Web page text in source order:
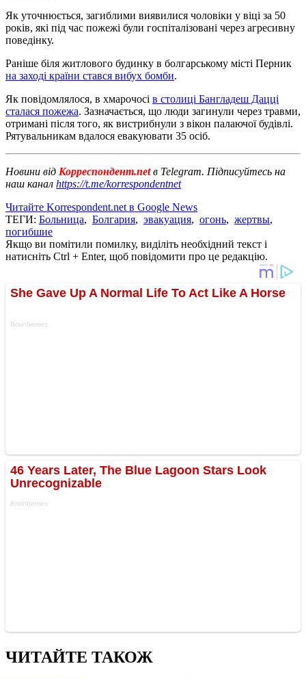
Як уточнюється, загиблими виявилися чоловіки у віці за 50
років, які під час пожежі були госпіталізовані через агресивну
поведінку.
Раніше біля житлового будинку в болгарському місті Перник
на заході країни стався вибух бомби.
Як повідомлялося, в хмарочосі в столиці Бангладеш Дацці
сталася пожежа. Зазначається, що люди загинули через травми,
отримані після того, як вистрибнули з вікон палаючої будівлі.
Рятувальникам вдалося евакуювати 35 осіб.
Новини від Корреспондент.netв Telegram. Підписуйтесь на
наш канал https://t.me/korrespondentnet
Читайте Korrespondent.net в Google News
ТЕГИ: Больница, Болгария, эвакуация, огонь, жертвы,
погибшие
Якщо ви помітили помилку, виділіть необхідний текст і
натисніть Ctrl + Enter, щоб повідомити про це редакцію.
ЧИТАЙТЕ ТАКОЖ